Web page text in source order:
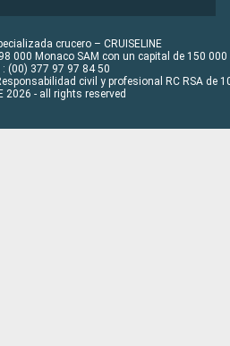
crucero – CRUISELINE
000 Monaco SAM con un capital de 150 000
(00) 377 97 97 84 50
civil y profesional RC RSA de
2026 - all rights reserved